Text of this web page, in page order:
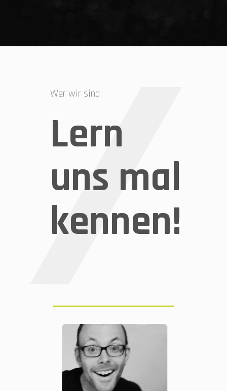
Wer wir sind:
Lern
uns mal
kennen!
Lars
Plettau